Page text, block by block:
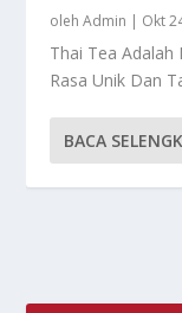
olehAdmin | Okt
Thai Tea Adalah
Rasa Unik Dan
BACA